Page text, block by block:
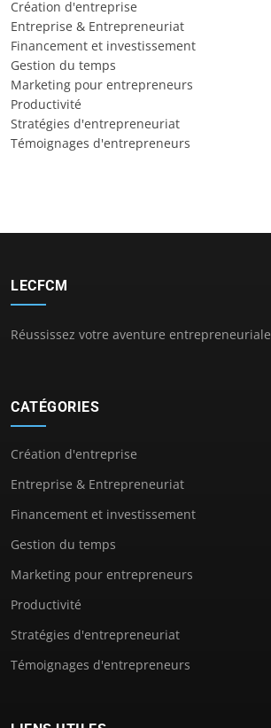
Création d'entreprise
Entreprise & Entrepreneuriat
Financement et investissement
Gestion du temps
Marketing pour entrepreneurs
Productivité
Stratégies d'entrepreneuriat
Témoignages d'entrepreneurs
LECFCM
Réussissez votre aventure entrepreneuriale
CATÉGORIES
Création d'entreprise
Entreprise & Entrepreneuriat
Financement et investissement
Gestion du temps
Marketing pour entrepreneurs
Productivité
Stratégies d'entrepreneuriat
Témoignages d'entrepreneurs